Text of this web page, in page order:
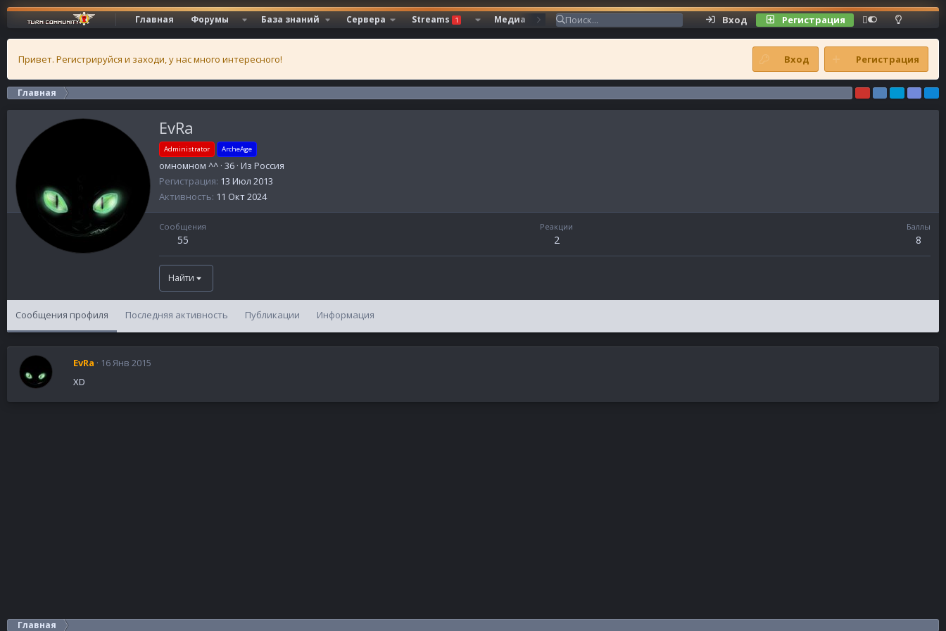
Главная Форумы База знаний Сервера Streams 1 Медиа Ресурсы Вход Регистрация
Привет. Регистрируйся и заходи, у нас много интересного! Вход Регистрация
Главная
EvRa
Administrator ArcheAge
омномном ^^ · 36 · Из Россия
Регистрация 13 Июл 2013
Активность 11 Окт 2024
Сообщения
55
Реакции
2
Баллы
8
Найти
Сообщения профиля Последняя активность Публикации Информация
EvRa
16 Янв 2015
XD
Главная